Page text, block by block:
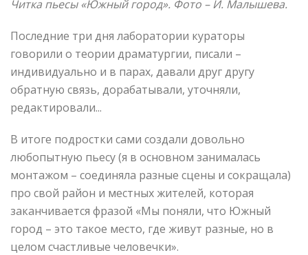
Читка пьесы «Южный город». Фото – И. Малышева.
Последние три дня лаборатории кураторы
говорили о теории драматургии, писали –
индивидуально и в парах, давали друг другу
обратную связь, дорабатывали, уточняли,
редактировали...
В итоге подростки сами создали довольно
любопытную пьесу (я в основном занималась
монтажом – соединяла разные сцены и сокращала)
про свой район и местных жителей, которая
заканчивается фразой «Мы поняли, что Южный
город – это такое место, где живут разные, но в
целом счастливые человечки».